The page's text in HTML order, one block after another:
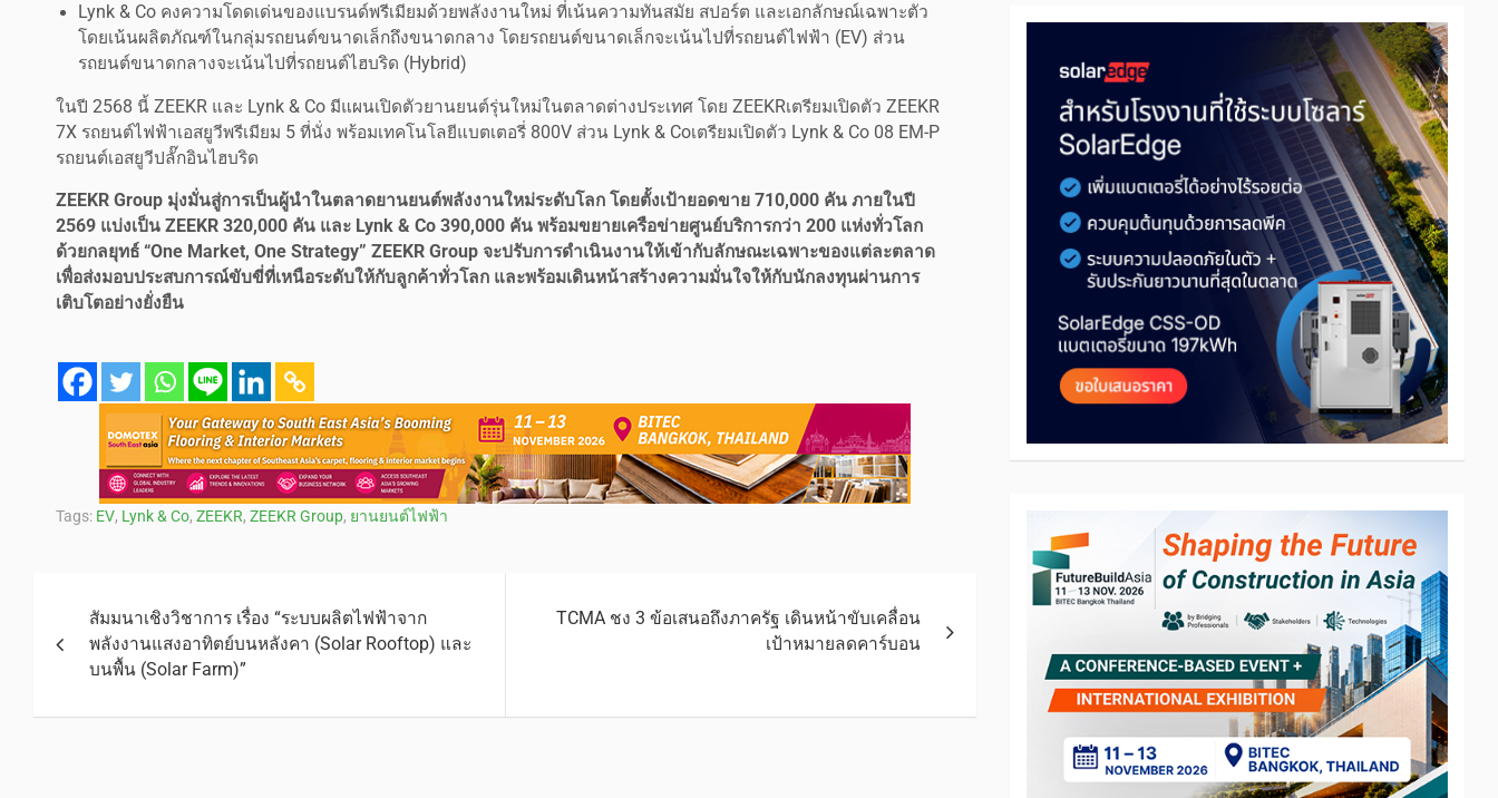
Lynk & Co คงความโดดเด่นของแบรนด์พรีเมียมด้วยพลังงานใหม่ ที่เน้นความทันสมัย สปอร์ต และเอกลักษณ์เฉพาะตัว
โดยเน้นผลิตภัณฑ์ในกลุ่มรถยนต์ขนาดเล็กถึงขนาดกลาง โดยรถยนต์ขนาดเล็กจะเน้นไปที่รถยนต์ไฟฟ้า (EV) ส่วน
รถยนต์ขนาดกลางจะเน้นไปที่รถยนต์ไฮบริด (Hybrid)
ในปี 2568 นี้ ZEEKR และ Lynk & Co มีแผนเปิดตัวยานยนต์รุ่นใหม่ในตลาดต่างประเทศ โดย ZEEKRเตรียมเปิดตัว ZEEKR
7X รถยนต์ไฟฟ้าเอสยูวีพรีเมียม 5 ที่นั่ง พร้อมเทคโนโลยีแบตเตอรี่ 800V ส่วน Lynk & Coเตรียมเปิดตัว Lynk & Co 08 EM-P
รถยนต์เอสยูวีปลั๊กอินไฮบริด
ZEEKR Group มุ่งมั่นสู่การเป็นผู้นำในตลาดยานยนต์พลังงานใหม่ระดับโลก โดยตั้งเป้ายอดขาย 710,000 คัน ภายในปี
2569 แบ่งเป็น ZEEKR 320,000 คัน และ Lynk & Co 390,000 คัน พร้อมขยายเครือข่ายศูนย์บริการกว่า 200 แห่งทั่วโลก
ด้วยกลยุทธ์ “One Market, One Strategy” ZEEKR Group จะปรับการดำเนินงานให้เข้ากับลักษณะเฉพาะของแต่ละตลาด
เพื่อส่งมอบประสบการณ์ขับขี่ที่เหนือระดับให้กับลูกค้าทั่วโลก และพร้อมเดินหน้าสร้างความมั่นใจให้กับนักลงทุนผ่านการ
เติบโตอย่างยั่งยืน
Tags: EV, Lynk & Co, ZEEKR, ZEEKR Group, ยานยนต์ไฟฟ้า
สัมมนาเชิงวิชาการ เรื่อง “ระบบผลิตไฟฟ้าจาก
พลังงานแสงอาทิตย์บนหลังคา (Solar Rooftop) และ
บนพื้น (Solar Farm)”
TCMA ชง 3 ข้อเสนอถึงภาครัฐ เดินหน้าขับเคลื่อน
เป้าหมายลดคาร์บอน